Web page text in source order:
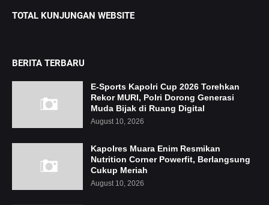
TOTAL KUNJUNGAN WEBSITE
BERITA TERBARU
E-Sports Kapolri Cup 2026 Torehkan
Rekor MURI, Polri Dorong Generasi
Muda Bijak di Ruang Digital
August 10, 2026
Kapolres Muara Enim Resmikan
Nutrition Corner Powerfit, Berlangsung
Cukup Meriah
August 10, 2026